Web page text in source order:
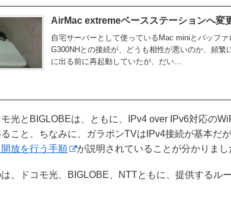
AirMac extremeベースステーションへ変
自宅サーバーとして使っているMac miniとバッフ
G300NHとの接続が、どうも相性が悪いのか、頻繁
に出る前に再起動していたが、だい...
光とBIGLOBEは、ともに、IPv4 over IPv6対応の
こと、ちなみに、ガラポンTVはIPv4接続が基本だが
放を行う手順
が説明されていることが分かりまし
、ドコモ光、BIGLOBE、NTTともに、提供するル